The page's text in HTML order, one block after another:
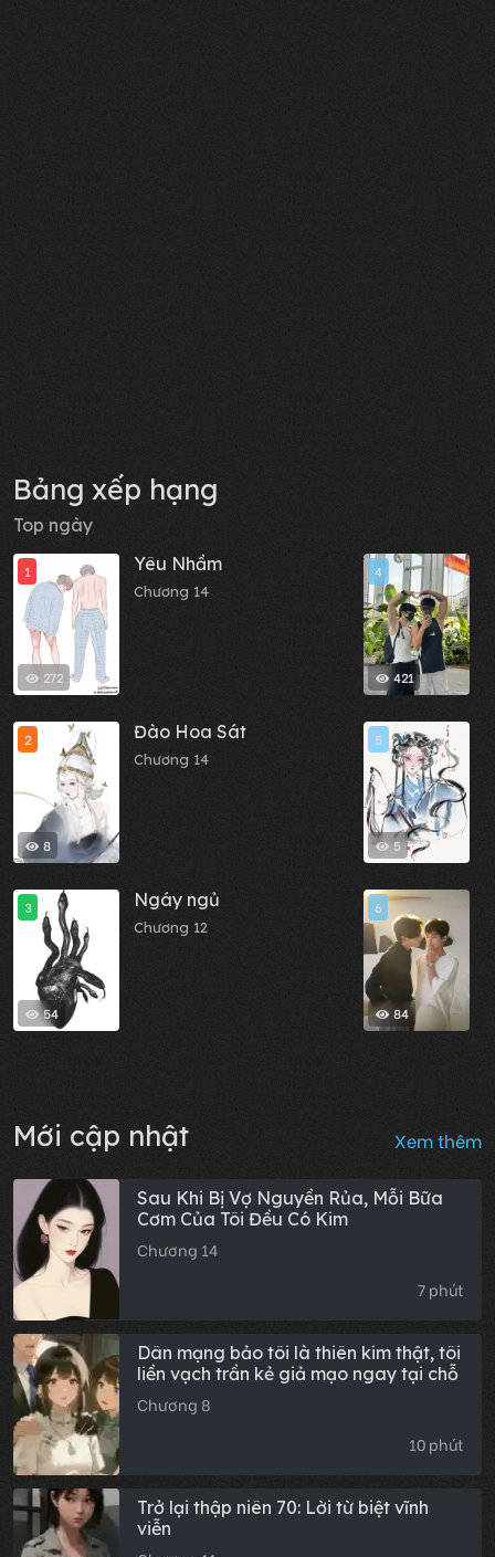
Bảng xếp hạng
Top ngày
272
1 Yêu Nhầm
Chương 14
8
2 Đào Hoa Sát
Chương 14
54
3 Ngáy ngủ
Chương 12
421
4
5
5
84
6
Mới cập nhật Xem thêm
Sau Khi Bị Vợ Nguyền Rủa, Mỗi Bữa
Cơm Của Tôi Đều Có Kim
Chương 14
7 phút
Dân mạng bảo tôi là thiên kim thật, tôi
liền vạch trần kẻ giả mạo ngay tại chỗ
Chương 8
10 phút
Trở lại thập niên 70: Lời từ biệt vĩnh
viễn